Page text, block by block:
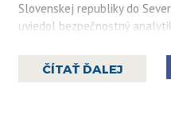
Slovenskej republiky do
uviedol bezpečnostný
organizácie, ktorá naozaj má
chceme byť ochránení proti
ČÍTAŤ ĎALEJ